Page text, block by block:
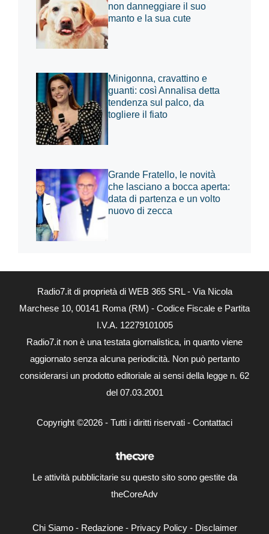
non danneggiare il suo
manto e la sua cute
Minigonna, cravattino e
guanti: così Annalisa detta
tendenza sul palco, da
togliere il fiato
Grande Fratello, le novità
che lasciano a bocca aperta:
data di partenza e un volto
nuovo di zecca
Radio7.it di proprietà di WEB 365 SRL - Via Nicola
Marchese 10, 00141 Roma (RM) - Codice Fiscale e Partita
I.V.A. 12279101005
Radio7.it non è una testata giornalistica, in quanto viene
aggiornato senza alcuna periodicità. Non può pertanto
considerarsi un prodotto editoriale ai sensi della legge n. 62
del 07.03.2001
Copyright ©2026 - Tutti i diritti riservati - Contattaci
Le attività pubblicitarie su questo sito sono gestite da
theCoreAdv
Chi Siamo- Redazione- Privacy Policy- Disclaimer